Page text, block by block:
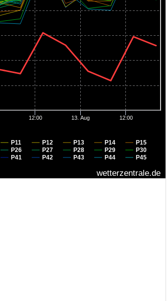
P11 P12 P13 P14
P15
P26 P27 P28 P29
P30
P41 P42 P43 P44
P45
12:00 13. Aug 12:00
wetterzentrale.de